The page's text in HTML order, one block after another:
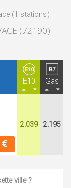
(1 stations)
(72190)
E10 Gas
2.039 2.195
ville ?